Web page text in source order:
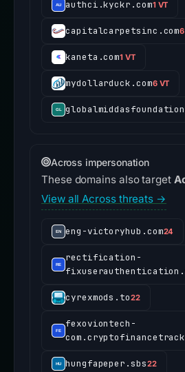
authci.kyckr.com1 VT
capitalcarpetsinc.com
kaneta.com1 VT
mydollarduck.com6 VT
Across impersonation
These domains also target
View all Across threats →
eng-victoryhub.com24
rectification-
cyrexmods.to22
fexoviontech-
hungfapeper.sbs22